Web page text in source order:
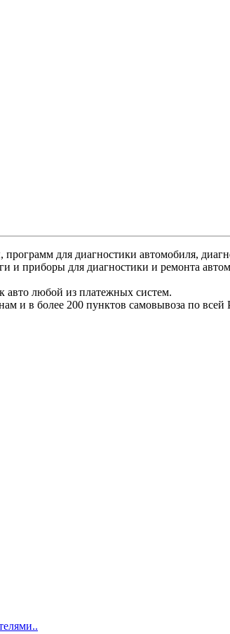
для диагностики автомобиля,
и приборы для диагностики и ремонта
авто любой из платежных систем.
и в более 200 пунктов самовывоза по всей